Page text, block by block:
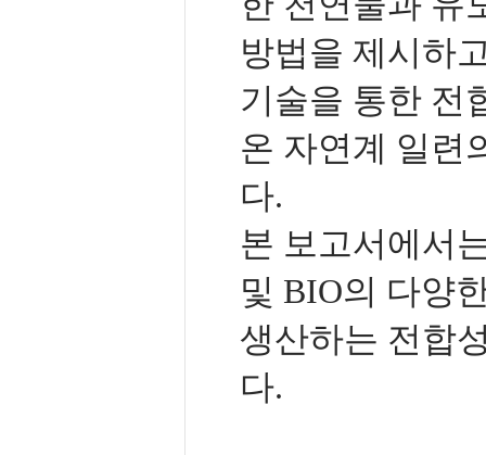
방법을 제시하
기술을 통한 전
온 자연계 일련
다.
본 보고서에서
및 BIO의 다양
생산하는 전합
다.